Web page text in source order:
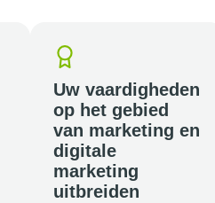
Uw vaardigheden
op het gebied
van marketing en
digitale
marketing
uitbreiden